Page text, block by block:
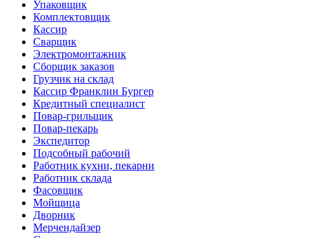
Упаковщик
Комплектовщик
Кассир
Сварщик
Электромонтажник
Сборщик заказов
Грузчик на склад
Кассир Франклин Бургер
Кредитный специалист
Повар-грильщик
Повар-пекарь
Экспедитор
Подсобный рабочий
Работник кухни, пекарни
Работник склада
Фасовщик
Мойщица
Дворник
Мерчендайзер